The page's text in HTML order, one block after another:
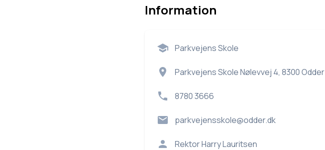
Information
Parkvejens Skole
Parkvejens Skole Nølevvej 4, 8300 Odder
8780 3666
parkvejensskole@odder.dk
RektorHarry Lauritsen